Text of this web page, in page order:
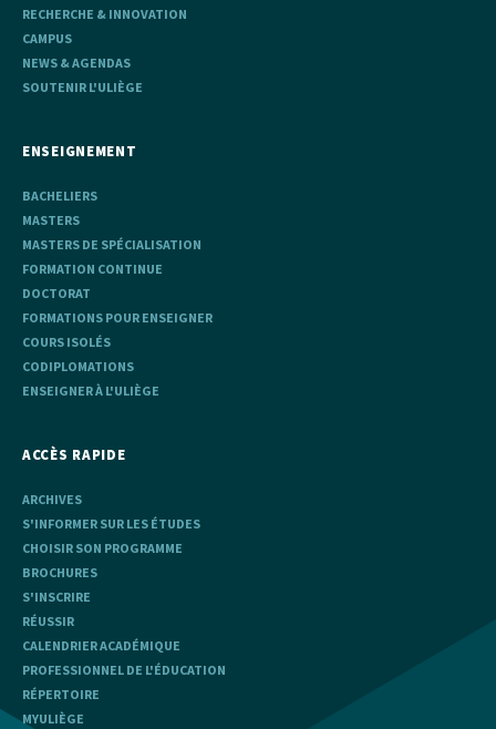
RECHERCHE & INNOVATION
CAMPUS
NEWS & AGENDAS
SOUTENIR L'ULIÈGE
ENSEIGNEMENT
BACHELIERS
MASTERS
MASTERS DE SPÉCIALISATION
FORMATION CONTINUE
DOCTORAT
FORMATIONS POUR ENSEIGNER
COURS ISOLÉS
CODIPLOMATIONS
ENSEIGNER À L'ULIÈGE
ACCÈS RAPIDE
ARCHIVES
S'INFORMER SUR LES ÉTUDES
CHOISIR SON PROGRAMME
BROCHURES
S'INSCRIRE
RÉUSSIR
CALENDRIER ACADÉMIQUE
PROFESSIONNEL DE L'ÉDUCATION
RÉPERTOIRE
MYULIÈGE